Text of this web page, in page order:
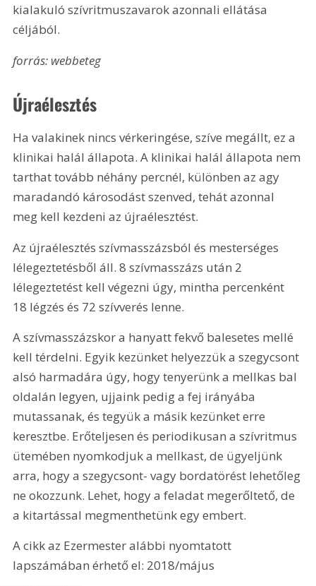
kialakuló szívritmuszavarok azonnali ellátása
céljából.
forrás: webbeteg
Újraélesztés
Ha valakinek nincs vérkeringése, szíve megállt, ez a
klinikai halál állapota. A klinikai halál állapota nem
tarthat tovább néhány percnél, különben az agy
maradandó károsodást szenved, tehát azonnal
meg kell kezdeni az újraélesztést.
Az újraélesztés szívmasszázsból és mesterséges
lélegeztetésből áll. 8 szívmasszázs után 2
lélegeztetést kell végezni úgy, mintha percenként
18 légzés és 72 szívverés lenne.
A szívmasszázskor a hanyatt fekvő balesetes mellé
kell térdelni. Egyik kezünket helyezzük a szegycsont
alsó harmadára úgy, hogy tenyerünk a mellkas bal
oldalán legyen, ujjaink pedig a fej irányába
mutassanak, és tegyük a másik kezünket erre
keresztbe. Erőteljesen és periodikusan a szívritmus
ütemében nyomkodjuk a mellkast, de ügyeljünk
arra, hogy a szegycsont- vagy bordatörést lehetőleg
ne okozzunk. Lehet, hogy a feladat megerőltető, de
a kitartással megmenthetünk egy embert.
A cikk az Ezermester alábbi nyomtatott
lapszámában érhető el: 2018/május